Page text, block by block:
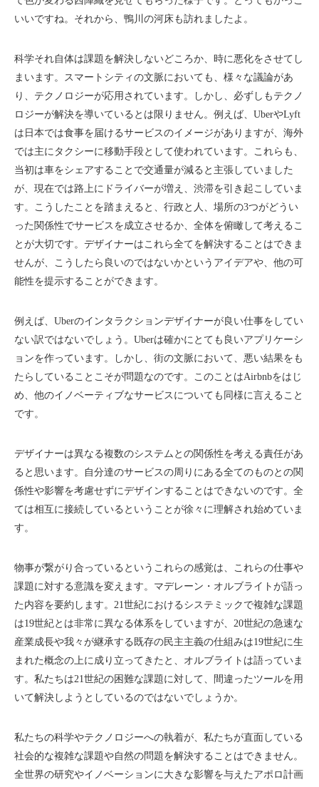
いいですね。それから、鴨川の河床も訪れましたよ。
科学それ自体は課題を解決しないどころか、時に悪化をさせてし
まいます。スマートシティの文脈においても、様々な議論があ
り、テクノロジーが応用されています。しかし、必ずしもテクノ
ロジーが解決を導いているとは限りません。例えば、UberやLyft
は日本では食事を届けるサービスのイメージがありますが、海外
では主にタクシーに移動手段として使われています。これらも、
当初は車をシェアすることで交通量が減ると主張していました
が、現在では路上にドライバーが増え、渋滞を引き起こしていま
す。こうしたことを踏まえると、行政と人、場所の3つがどうい
った関係性でサービスを成立させるか、全体を俯瞰して考えるこ
とが大切です。デザイナーはこれら全てを解決することはできま
せんが、こうしたら良いのではないかというアイデアや、他の可
能性を提示することができます。
例えば、Uberのインタラクションデザイナーが良い仕事をしてい
ない訳ではないでしょう。Uberは確かにとても良いアプリケーシ
ョンを作っています。しかし、街の文脈において、悪い結果をも
たらしていることこそが問題なのです。このことはAirbnbをはじ
め、他のイノベーティブなサービスについても同様に言えること
です。
デザイナーは異なる複数のシステムとの関係性を考える責任があ
ると思います。自分達のサービスの周りにある全てのものとの関
係性や影響を考慮せずにデザインすることはできないのです。全
ては相互に接続しているということが徐々に理解され始めていま
す。
物事が繋がり合っているというこれらの感覚は、これらの仕事や
課題に対する意識を変えます。マデレーン・オルブライトが語っ
た内容を要約します。21世紀におけるシステミックで複雑な課題
は19世紀とは非常に異なる体系をしていますが、20世紀の急速な
産業成長や我々が継承する既存の民主主義の仕組みは19世紀に生
まれた概念の上に成り立ってきたと、オルブライトは語っていま
す。私たちは21世紀の困難な課題に対して、間違ったツールを用
いて解決しようとしているのではないでしょうか。
私たちの科学やテクノロジーへの執着が、私たちが直面している
社会的な複雑な課題や自然の問題を解決することはできません。
全世界の研究やイノベーションに大きな影響を与えたアポロ計画